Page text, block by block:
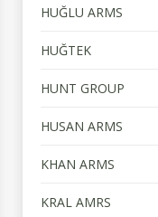
HUĞLU ARMS
HUĞTEK
HUNT GROUP
HUSAN ARMS
KHAN ARMS
KRAL AMRS